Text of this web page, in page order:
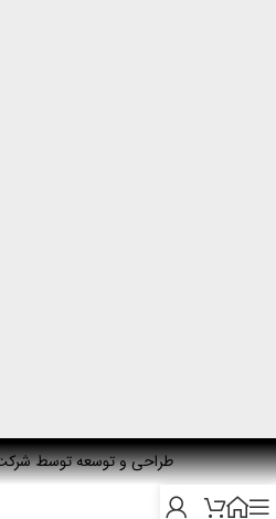
طراحی و توسعه توسط شرکت